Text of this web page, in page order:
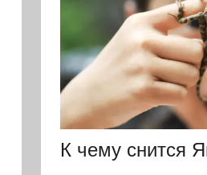
К чему снится